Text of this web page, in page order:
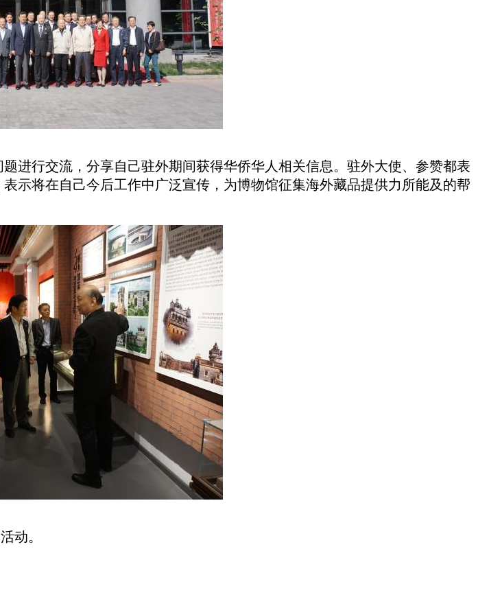
进行交流，分享自己驻外期间获得华侨华人相关信息。驻外大使、参赞都表
示将在自己今后工作中广泛宣传，为博物馆征集海外藏品提供力所能及的帮
动。